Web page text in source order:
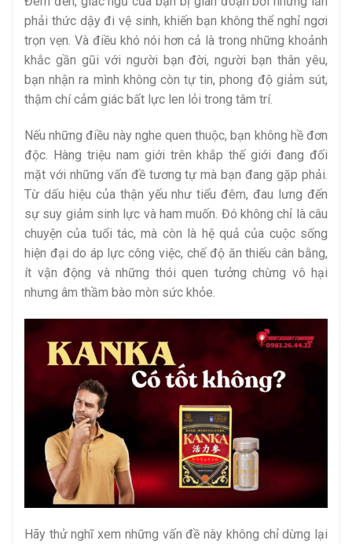
phải thức dậy đi vệ sinh, khiến bạn không thể nghỉ ngơi
trọn vẹn. Và điều khó nói hơn cả là trong những khoảnh
khắc gần gũi với người bạn đời, người bạn thân yêu,
bạn nhận ra mình không còn tự tin, phong độ giảm sút,
thậm chí cảm giác bất lực len lỏi trong tâm trí.
Nếu những điều này nghe quen thuộc, bạn không hề đơn
độc. Hàng triệu nam giới trên khắp thế giới đang đối
mặt với những vấn đề tương tự mà bạn đang gặp phải.
Từ dấu hiệu của thận yếu như tiểu đêm, đau lưng đến
sự suy giảm sinh lực và ham muốn. Đó không chỉ là câu
chuyện của tuổi tác, mà còn là hệ quả của cuộc sống
hiện đại do áp lực công việc, chế độ ăn thiếu cân bằng,
ít vận động và những thói quen tưởng chừng vô hại
nhưng âm thầm bào mòn sức khỏe.
Hãy thử nghĩ xem những vấn đề này không chỉ dừng lại